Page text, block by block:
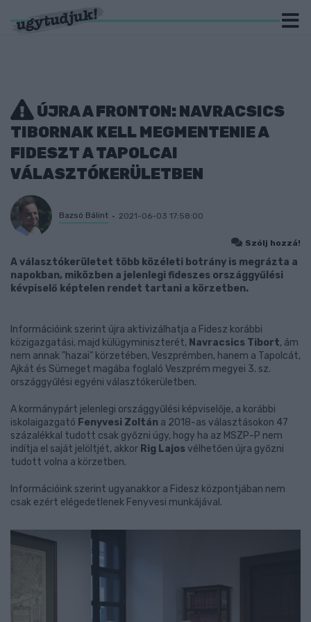
ÚJRA A FRONTON: NAVRACSICS
TIBORNAK KELL MEGMENTENIE A
FIDESZT A TAPOLCAI
VÁLASZTÓKERÜLETBEN
Bazsó Bálint 2021-06-03 17:58:00
Szólj hozzá!
A választókerületet több közéleti botrány is megrázta a
napokban, miközben a jelenlegi fideszes országgyűlési
kévpiselő képtelen rendet tartani a körzetben.
Információink szerint újra aktivizálhatja a Fidesz korábbi
közigazgatási, majd külügyminiszterét, Navracsics Tibort, ám
nem annak "hazai" körzetében, Veszprémben, hanem a Tapolcát,
Ajkát és Sümeget magába foglaló Veszprém megyei 3. sz.
országgyűlési egyéni választókerületben.
A kormánypárt jelenlegi országgyűlési képviselője, a korábbi
iskolaigazgató Fenyvesi Zoltán a 2018-as választásokon 47
százalékkal tudott csak győzni úgy, hogy ha az MSZP-P nem
indítja el saját jelöltjét, akkor Rig Lajosvélhetően újra győzni
tudott volna a körzetben.
Információink szerint ugyanakkor a Fidesz központjában nem
csak ezért elégedetlenek Fenyvesi munkájával.